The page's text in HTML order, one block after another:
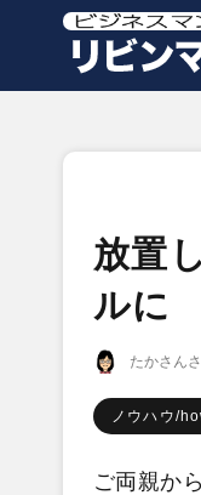
放置
ルに
たかさん
ノウハウ/
ご両親か